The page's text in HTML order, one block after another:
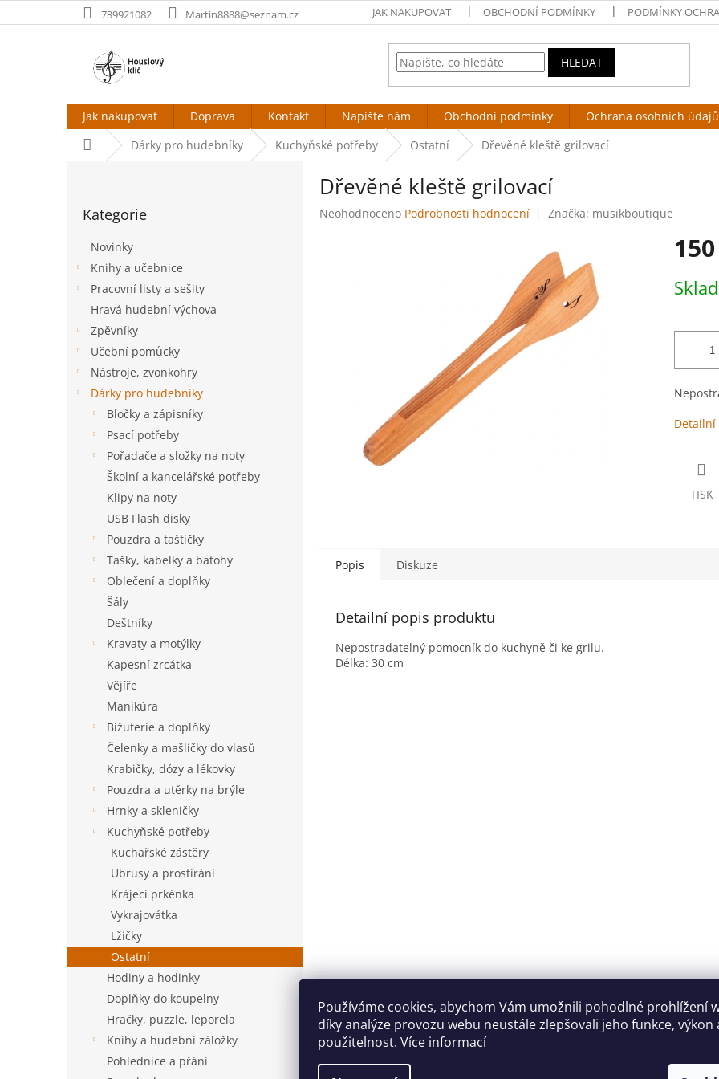
Používáme cookies, abychom Vám umožnili pohodlné prohlížení
díky analýze provozu webu neustále zlepšovali jeho funkce, výkon
použitelnost. Více informací
na
739921082 Martin8888@seznam.cz JAK NAKUPOVAT OBCHODNÍ PODMÍNKY PODMÍNKY
HLEDAT
Jak nakupovat Doprava Kontakt Napište nám Obchodní podmínky
Ochrana osobních údajů
Domů Dárky pro hudebníky Kuchyňské potřeby Ostatní Dřevěné kleště grilovací
kategorie
Kategorie
Novinky
Knihy a učebnice
Pracovní listy a sešity
Hravá hudební výchova
Zpěvníky
Učební pomůcky
Nástroje, zvonkohry
Dárky pro hudebníky
Bločky a zápisníky
Psací potřeby
Pořadače a složky na noty
Školní a kancelářské potřeby
Klipy na noty
USB Flash disky
Pouzdra a taštičky
Tašky, kabelky a batohy
Oblečení a doplňky
Šály
Deštníky
Kravaty a motýlky
Kapesní zrcátka
Vějíře
Manikúra
Bižuterie a doplňky
Čelenky a mašličky do vlasů
Krabičky, dózy a lékovky
Pouzdra a utěrky na brýle
Hrnky a skleničky
Kuchyňské potřeby
Kuchařské zástěry
Ubrusy a prostírání
Krájecí prkénka
Vykrajovátka
Lžičky
Ostatní
Hodiny a hodinky
Doplňky do koupelny
Hračky, puzzle, leporela
Knihy a hudební záložky
Pohlednice a přání
Dřevěné kleště grilovací
Průměrné
Neohodnoceno Podrobnosti hodnocení Značka: musikboutique
cena:
TISK
Popis Diskuze
Detailní popis produktu
Nepostradatelný pomocník do kuchyně či ke grilu.
Délka: 30 cm